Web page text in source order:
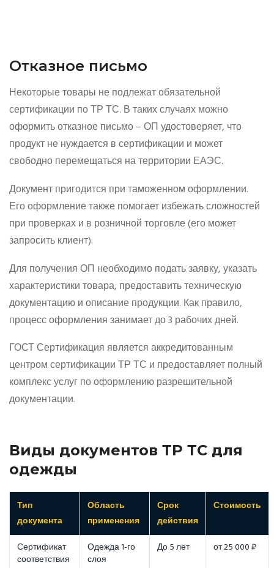
Отказное письмо
Некоторые товары не подлежат обязательной
сертификации по ТР ТС. В таких случаях можно
оформить отказное письмо – ОП удостоверяет, что
продукт не нуждается в сертификации и может
свободно перемещаться на территории ЕАЭС.
Документ пригодится при таможенном оформлении.
Его оформление также помогает избежать сложностей
при проверках и в розничной торговле (его может
запросить клиент).
Для получения ОП необходимо подать заявку, указать
характеристики товара, предоставить техническую
документацию и описание продукции. Как правило,
процесс оформления занимает до 3 рабочих дней.
ГОСТ Сертификация является аккредитованным
центром сертификации ТР ТС и предоставляет полный
комплекс услуг по оформлению разрешительной
документации.
Виды документов ТР ТС для
одежды
Тип
документа
Область
применения
Срок
действия
Стоимость
Сертификат
соответствия
Одежда 1-го
слоя
До 5 лет от 25 000 ₽